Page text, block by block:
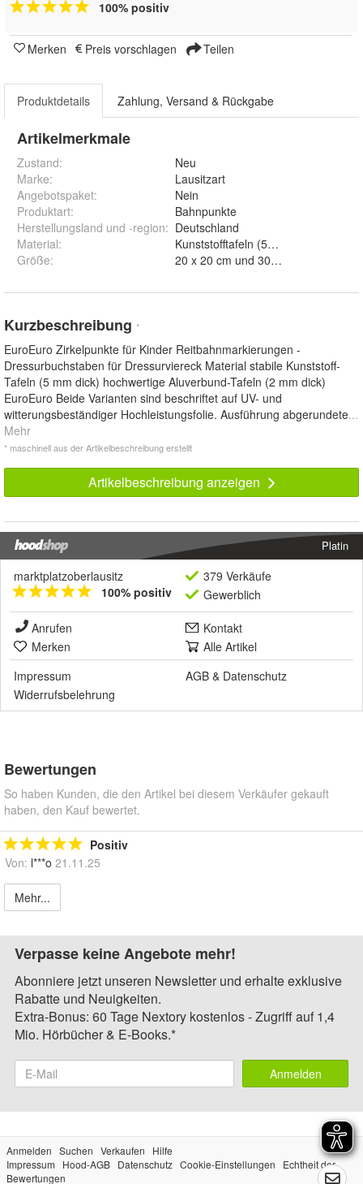
100% positiv
Merken Preis vorschlagen Teilen
Produktdetails Zahlung, Versand & Rückgabe
Artikelmerkmale
Zustand:
Neu
Marke:
Lausitzart
Angebotspaket:
Nein
Produktart:
Bahnpunkte
Herstellungsland und -region: Deutschland
Material:
Größe: 20 x 20 cm und 30 x 30 cm
Kurzbeschreibung *
EuroEuro Zirkelpunkte für Kinder Reitbahnmarkierungen -
Dressurbuchstaben für Dressurviereck Material stabile Kunststoff-
Tafeln (5 mm dick) hochwertige Aluverbund-Tafeln (2 mm dick)
EuroEuro Beide Varianten sind beschriftet auf UV- und
witterungsbeständiger Hochleistungsfolie. Ausführung abgerundete...
Mehr
* maschinell aus der Artikelbeschreibung erstellt
Artikelbeschreibung anzeigen
Platin
marktplatzoberlausitz
100% positiv
379 Verkäufe
Gewerblich
Anrufen
Kontakt
Merken
Alle Artikel
Impressum
AGB & Datenschutz
Widerrufsbelehrung
Bewertungen
So haben Kunden, die den Artikel bei diesem Verkäufer gekauft
haben, den Kauf bewertet.
Positiv
Von: l***o 21.11.25
Mehr...
Verpasse keine Angebote mehr!
Abonniere jetzt unseren Newsletter und erhalte exklusive
Rabatte und Neuigkeiten.
Extra-Bonus: 60 Tage Nextory kostenlos - Zugriff auf 1,4
Mio. Hörbücher & E-Books.*
Anmelden
Anmelden Suchen Verkaufen
Hilfe
Impressum
Hood-AGB Datenschutz Cookie-Einstellungen
Echtheit der
Bewertungen